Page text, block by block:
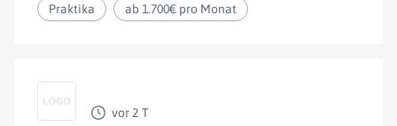
Praktika ab 1.700€ pro Monat
vor 2 T